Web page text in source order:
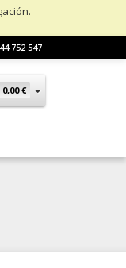
752 547
0,00 €